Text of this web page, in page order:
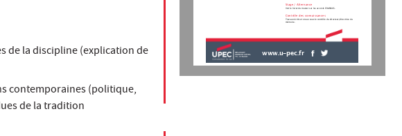
de la discipline (explication de
contemporaines (politique,
de la tradition
Stage / Alternance
Voir le livret du master sur les accords ERASMUS.
Contrôle des connaissances
Travaux écrits et oraux sous le contrôle du directeur/directrice du
mémoire.
www.u-pec.fr